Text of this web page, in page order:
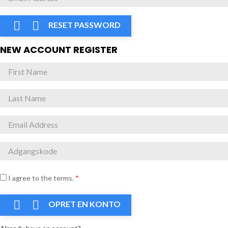
  RESET PASSWORD
NEW ACCOUNT REGISTER
I agree to the terms. *
  OPRET EN KONTO